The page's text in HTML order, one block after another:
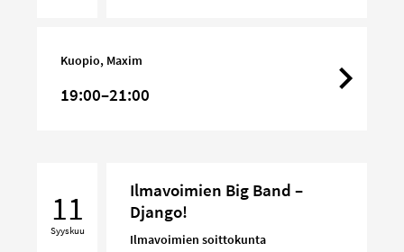
Kuopio, Maxim
19:00–21:00
Band
11
Syyskuu
Ilmavoimien Big Band –
Django!
Ilmavoimien soittokunta